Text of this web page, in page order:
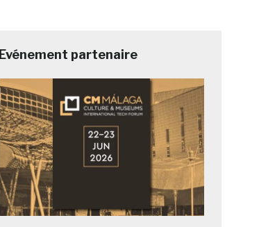
Evénement partenaire